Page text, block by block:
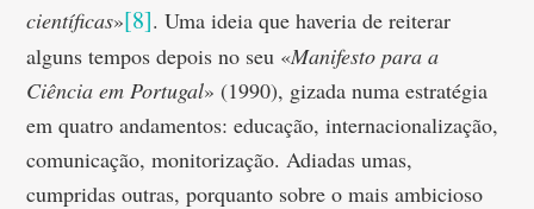
científicas»[8]. Uma ideia que haveria de reiterar
alguns tempos depois no seu «Manifesto para a
Ciência em Portugal» (1990), gizada numa estratégia
em quatro andamentos: educação, internacionalização,
comunicação, monitorização. Adiadas umas,
cumpridas outras, porquanto sobre o mais ambicioso